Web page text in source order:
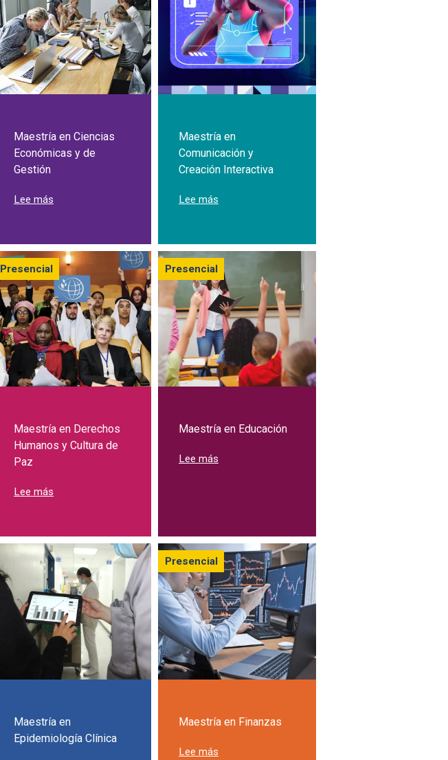
Maestría en Ciencias
Económicas y de
Gestión
Lee más sobre Maestría en Ciencias Económicas y de Gestión
Maestría en
Comunicación y
Creación Interactiva
Lee más
Presencial
Maestría en Derechos
Humanos y Cultura de
Paz
Lee más
Presencial
Maestría en Educación
Lee más
Maestría en
Epidemiología Clínica
Presencial
Maestría en Finanzas
Lee más